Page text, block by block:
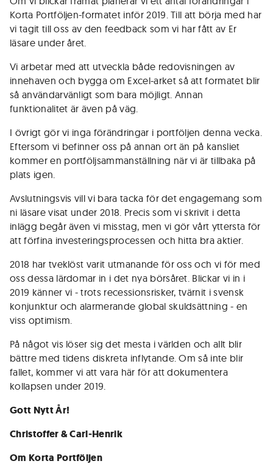
Korta Portföljen-formatet inför 2019. Till att börja med har
vi tagit till oss av den feedback som vi har fått av Er
läsare under året.
Vi arbetar med att utveckla både redovisningen av
innehaven och bygga om Excel-arket så att formatet blir
så användarvänligt som bara möjligt. Annan
funktionalitet är även på väg.
I övrigt gör vi inga förändringar i portföljen denna vecka.
Eftersom vi befinner oss på annan ort än på kansliet
kommer en portföljsammanställning när vi är tillbaka på
plats igen.
Avslutningsvis vill vi bara tacka för det engagemang som
ni läsare visat under 2018. Precis som vi skrivit i detta
inlägg begår även vi misstag, men vi gör vårt yttersta för
att förfina investeringsprocessen och hitta bra aktier.
2018 har tveklöst varit utmanande för oss och vi för med
oss dessa lärdomar in i det nya börsåret. Blickar vi in i
2019 känner vi - trots recessionsrisker, tvärnit i svensk
konjunktur och alarmerande global skuldsättning - en
viss optimism.
På något vis löser sig det mesta i världen och allt blir
bättre med tidens diskreta inflytande. Om så inte blir
fallet, kommer vi att vara här för att dokumentera
kollapsen under 2019.
Gott Nytt År!
Christoffer & Carl-Henrik
Om Korta Portföljen